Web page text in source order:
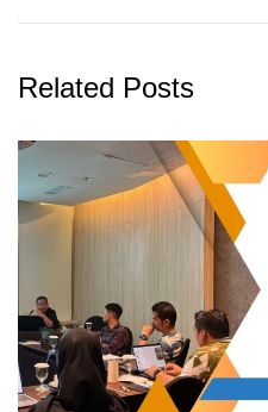
Related Posts